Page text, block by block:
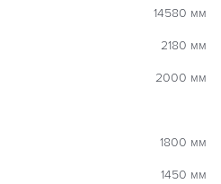
14580 мм
2180 мм
2000 мм
1800 мм
1450 мм